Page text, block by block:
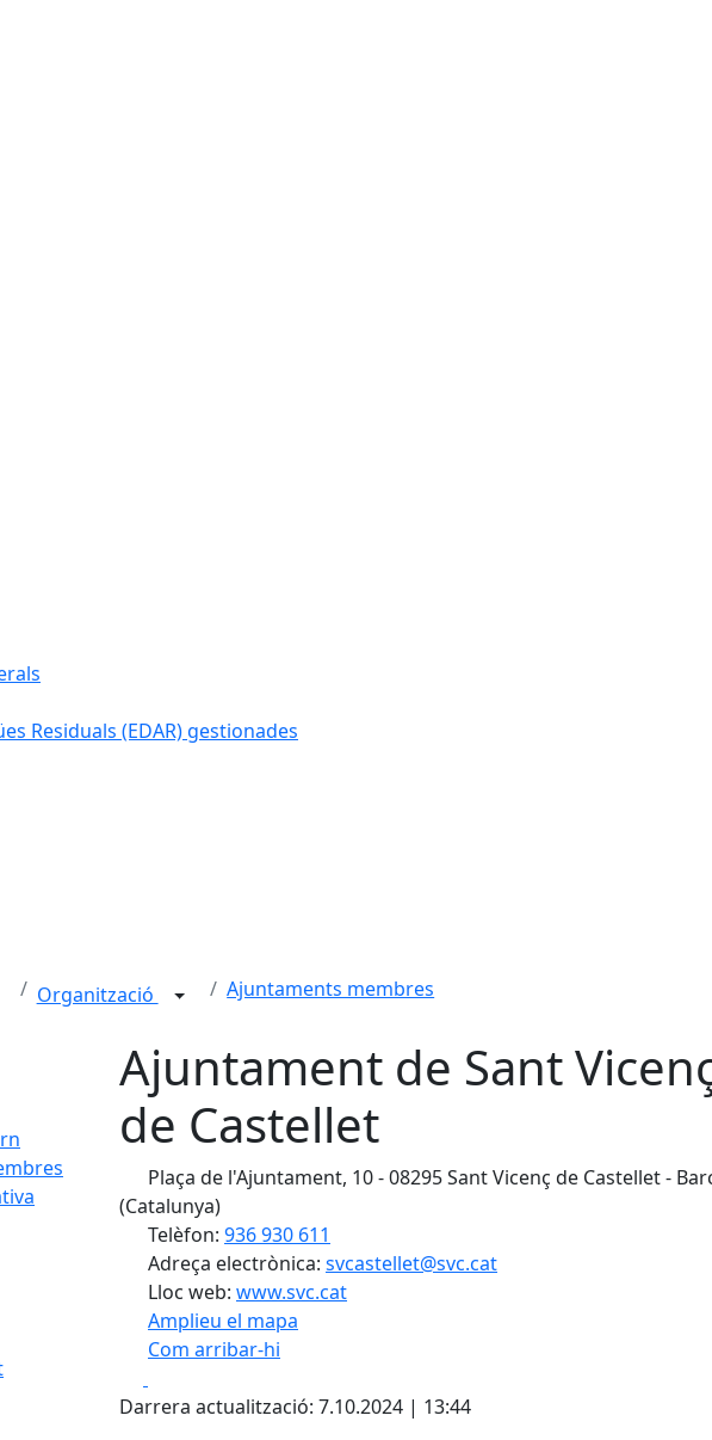
Residuals (EDAR) gestionades
Organització Ajuntaments membres
Ajuntament de Sant
de Castellet
Plaça de l'Ajuntament, 10 - 08295 Sant Vicenç de Castellet -
(Catalunya)
Telèfon: 936 930 611
Adreça electrònica: svcastellet@svc.cat
Lloc web: www.svc.cat
Amplieu el mapa
Com arribar-hi
+
Darrera actualització: 7.10.2024 | 13:44